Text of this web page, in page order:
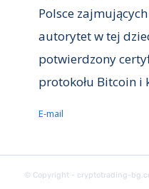
Polsce
autorytet w tej
potwierdzony
protokołu Bitcoin
E-mail
© Copyright - cryptotrading-